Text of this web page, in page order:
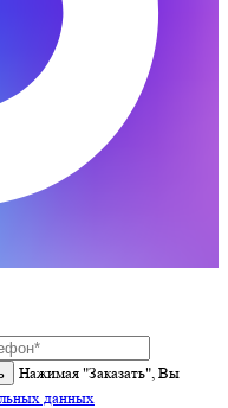
Нажимая "Заказать", Вы
данных